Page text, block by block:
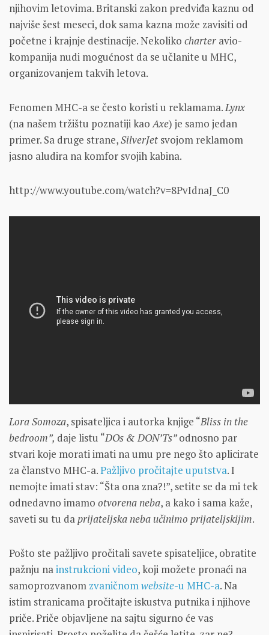
njihovim letovima. Britanski zakon predviđa kaznu od
najviše šest meseci, dok sama kazna može zavisiti od
početne i krajnje destinacije. Nekoliko charter avio-
kompanija nudi mogućnost da se učlanite u MHC,
organizovanjem takvih letova.
Fenomen MHC-a se često koristi u reklamama.Lynx
(na našem tržištu poznatiji kaoAxe) je samo jedan
primer. Sa druge strane,SilverJet svojom reklamom
jasno aludira na komfor svojih kabina.
http://www.youtube.com/watch?v=8PvIdnaJ_C0
Lora Somoza, spisateljica i autorka knjige “Bliss in the
bedroom”, daje listu “DOs & DON’Ts”odnosno par
stvari koje morati imati na umu pre nego što aplicirate
za članstvo MHC-a.Pažljivo pročitajte uputstva. I
nemojte imati stav: “Šta ona zna?!”, setite se da mi tek
odnedavno imamo otvorena neba, a kako i sama kaže,
saveti su tu daprijateljska neba učinimo prijateljskijim.
Pošto ste pažljivo pročitali savete spisateljice, obratite
pažnju nainstrukcioni video, koji možete pronaći na
samoprozvanom zvaničnomwebsite-u MHC-a. Na
istim stranicama pročitajte iskustva putnika i njihove
priče. Priče objavljene na sajtu sigurno će vas